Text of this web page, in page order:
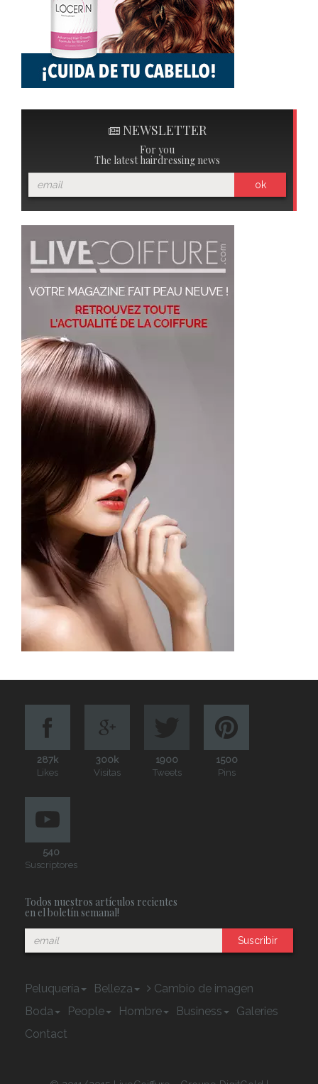
NEWSLETTER
For you
The latest hairdressing news
ok
287k
Likes
300k
Visitas
1900
Tweets
1500
Pins
540
Suscriptores
Todos nuestros artículos recientes
en el boletín semanal!
Suscribir
Peluquería Belleza
Cambio de imagen
Boda
People Hombre Business
Galeries
Contact